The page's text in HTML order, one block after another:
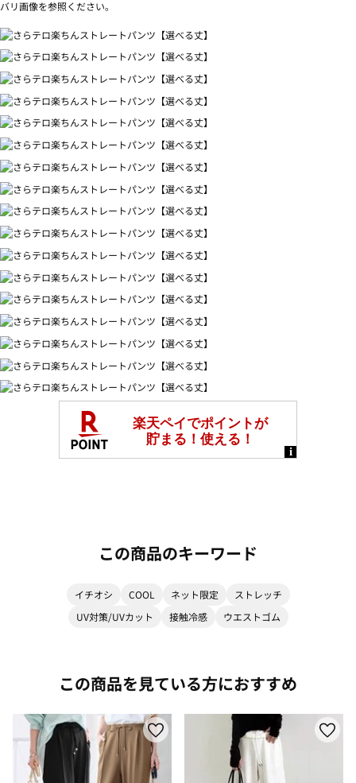
バリ画像を参照ください。
この商品のキーワード
イチオシ COOL ネット限定
ストレッチ
UV対策/UVカット
接触冷感 ウエストゴム
この商品を見ている方におすすめ